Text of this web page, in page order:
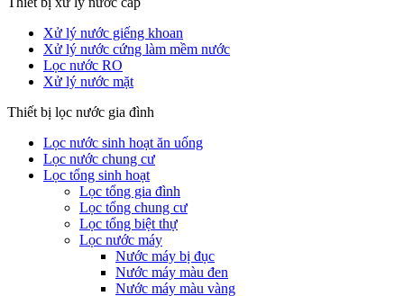
Xử lý nước giếng khoan
Xử lý nước cứng làm mềm nước
Lọc nước RO
Xử lý nước mặt
Thiết bị lọc nước gia đình
Lọc nước sinh hoạt ăn uống
Lọc nước chung cư
Lọc tổng sinh hoạt
Lọc tổng gia đình
Lọc tổng chung cư
Lọc tổng biệt thự
Lọc nước máy
Nước máy bị đục
Nước máy màu đen
Nước máy màu vàng